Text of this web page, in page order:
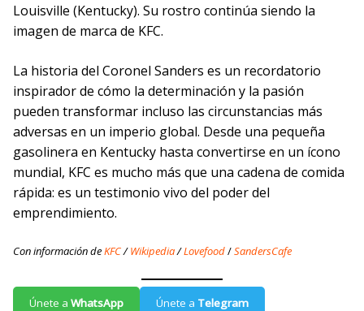
Louisville (Kentucky). Su rostro continúa siendo la
imagen de marca de KFC.
La historia del Coronel Sanders es un recordatorio
inspirador de cómo la determinación y la pasión
pueden transformar incluso las circunstancias más
adversas en un imperio global. Desde una pequeña
gasolinera en Kentucky hasta convertirse en un ícono
mundial, KFC es mucho más que una cadena de comida
rápida: es un testimonio vivo del poder del
emprendimiento.
Con información deKFC/Wikipedia/Lovefood/SandersCafe
Únete a WhatsApp Únete a Telegram